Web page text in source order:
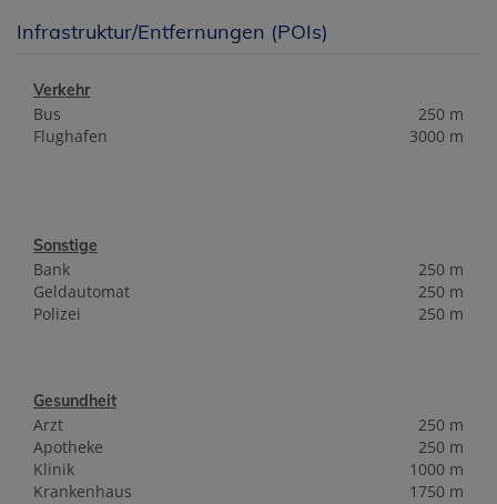
Infrastruktur/Entfernungen (POIs)
Verkehr
Bus
250 m
Flughafen
3000 m
Sonstige
Bank
250 m
Geldautomat
250 m
Polizei
250 m
Gesundheit
Arzt
250 m
Apotheke
250 m
Klinik
1000 m
Krankenhaus
1750 m